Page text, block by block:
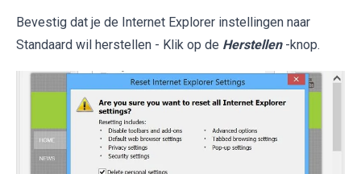
Bevestig dat je de Internet Explorer instellingen naar
Standaard wil herstellen - Klik op de Herstellen -knop.